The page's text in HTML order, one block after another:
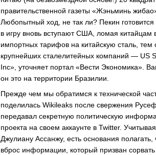
правительственной газеты «Жэньминь
Любопытный ход, не так ли? Пекин
в игру вновь вступают США, ломая
импортных тарифов на китайскую сталь,
крупнейших сталелитейных компаний — US
Inc», уточняет портал «Вести Экономика».
он это на территории Бразилии.
Прежде чем мы обратимся к технической
поделилась Wikileaks после свержения
передавал секретную политическую
проекта на своем аккаунте в Twitter.
Джулиану Ассанжу, есть основания
вброс информации, который призван